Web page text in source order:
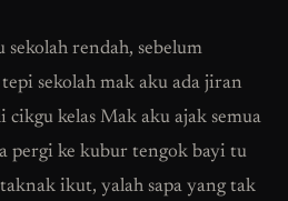
sekolah rendah, sebelum
sekolah mak aku ada jiran
cikgu kelas Mak aku ajak semua
pergi ke kubur tengok bayi tu
ikut, yalah sapa yang tak